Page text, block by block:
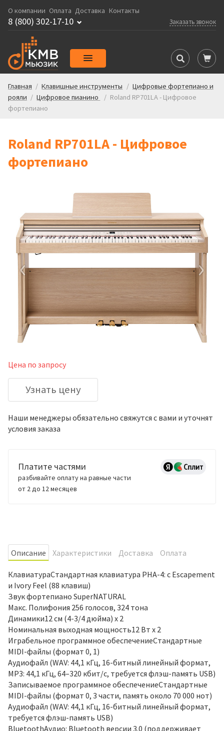
О компании Оплата Доставка Контакты
Заказать звонок
8 (800) 302-17-10
Главная / Клавишные инструменты / Цифровые фортепиано и
рояли / Цифровое пианино / Roland RP701LA - Цифровое
фортепиано
Roland RP701LA - Цифровое
фортепиано
‹ ›
Цена по запросу
Узнать цену
Наши менеджеры обязательно свяжутся с вами и уточнят
условия заказа
Платите частями
разбивайте оплату на равные части
от 2 до 12 месяцев
Oписание Характеристики Доставка Оплата
КлавиатураСтандартная клавиатура PHA-4: с Escapement
и Ivory Feel (88 клавиш)
Звук фортепиано SuperNATURAL
Макс. Полифония 256 голосов, 324 тона
Динамики12 см (4-3/4 дюйма) х 2
Номинальная выходная мощность12 Вт х 2
Играбельное программное обеспечениеСтандартные
MIDI-файлы (формат 0, 1)
Аудиофайл (WAV: 44,1 кГц, 16-битный линейный формат,
MP3: 44,1 кГц, 64–320 кбит/с, требуется флэш-память USB)
Записываемое программное обеспечениеСтандартные
MIDI-файлы (формат 0, 3 части, память около 70 000 нот)
Аудиофайл (WAV: 44,1 кГц, 16-битный линейный формат,
требуется флэш-память USB)
BluetoothАудио: Bluetooth версии 3.0 (поддерживает